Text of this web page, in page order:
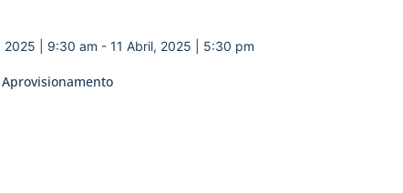
2025 | 9:30 am - 11 Abril, 2025 | 5:30 pm